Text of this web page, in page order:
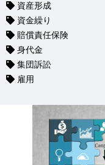
資産形成
資金繰り
賠償責任保険
身代金
集団訴訟
雇用